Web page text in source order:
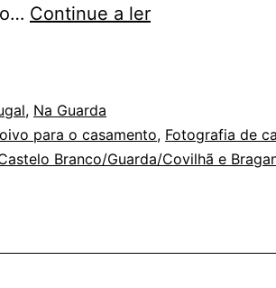
Continue a lerA
pelo
olhar
fotógrafo
, Na Guarda
para o casamento, Fotografia de
Branco/Guarda/Covilhã e